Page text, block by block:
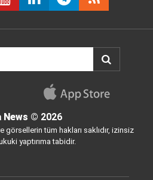
News © 2026
görsellerin tüm hakları saklıdır, izinsiz
yaptırıma tabidir.